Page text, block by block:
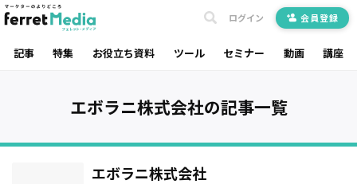
記事 特集 お役立ち資料 ツール セミナー 動画 講座
ログイン 会員登録
エボラニ株式会社の記事一覧
エボラニ株式会社